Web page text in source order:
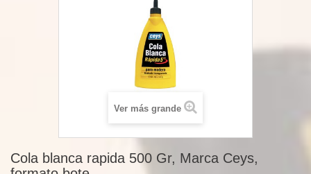
Ver más grande
Cola blanca rapida 500 Gr, Marca Ceys,